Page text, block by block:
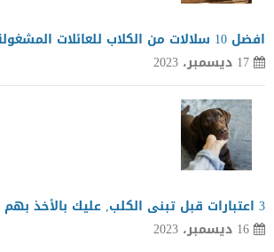
افضل 10 سلالات من الكلاب للعائلات المشغولة
17 ديسمبر، 2023
3 اعتبارات قبل تبنى الكلب, عليك بالأخذ بهم
16 ديسمبر، 2023